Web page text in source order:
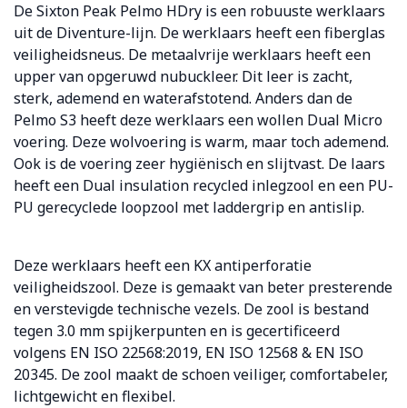
De Sixton Peak Pelmo HDry is een robuuste werklaars
uit de Diventure-lijn. De werklaars heeft een fiberglas
veiligheidsneus. De metaalvrije werklaars heeft een
upper van opgeruwd nubuckleer. Dit leer is zacht,
sterk, ademend en waterafstotend. Anders dan de
Pelmo S3 heeft deze werklaars een wollen Dual Micro
voering. Deze wolvoering is warm, maar toch ademend.
Ook is de voering zeer hygiënisch en slijtvast. De laars
heeft een Dual insulation recycled inlegzool en een PU-
PU gerecyclede loopzool met laddergrip en antislip.
Deze werklaars heeft een KX antiperforatie
veiligheidszool. Deze is gemaakt van beter presterende
en verstevigde technische vezels. De zool is bestand
tegen 3.0 mm spijkerpunten en is gecertificeerd
volgens EN ISO 22568:2019, EN ISO 12568 & EN ISO
20345. De zool maakt de schoen veiliger, comfortabeler,
lichtgewicht en flexibel.